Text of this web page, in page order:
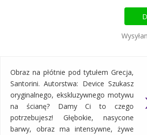
Obraz na płótnie pod tytułem Grecja,
Santorini. Autorstwa: Device Szukasz
oryginalnego, ekskluzywnego motywu
na ścianę? Damy Ci to czego
potrzebujesz! Głębokie, nasycone
barwy, obraz ma intensywne, żywe